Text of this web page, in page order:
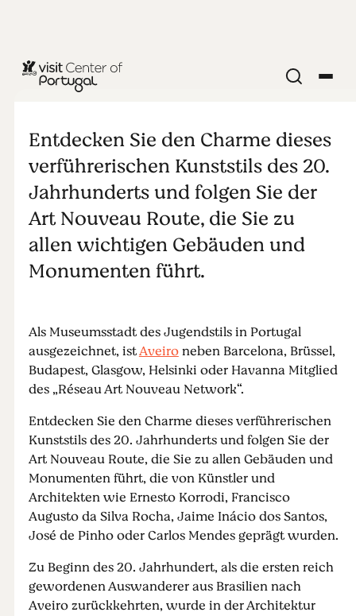
STÄDTE & DÖRFER
Auf den
Spuren des
Jugendstils
Entdecken Sie den Charme dieses
verführerischen Kunststils des 20.
Jahrhunderts und folgen Sie der
Art Nouveau Route, die Sie zu
allen wichtigen Gebäuden und
Monumenten führt.
Als Museumsstadt des Jugendstils in Portugal
ausgezeichnet, istAveironeben Barcelona, Brüssel,
Budapest, Glasgow, Helsinki oder Havanna Mitglied
des „Réseau Art Nouveau Network“.
Entdecken Sie den Charme dieses verführerischen
Kunststils des 20. Jahrhunderts und folgen Sie der
Art Nouveau Route, die Sie zu allen Gebäuden und
Monumenten führt, die von Künstler und
Architekten wie Ernesto Korrodi, Francisco
Augusto da Silva Rocha, Jaime Inácio dos Santos,
José de Pinho oder Carlos Mendes geprägt wurden.
Zu Beginn des 20. Jahrhundert, als die ersten reich
gewordenen Auswanderer aus Brasilien nach
Aveiro zurückkehrten, wurde in der Architektur